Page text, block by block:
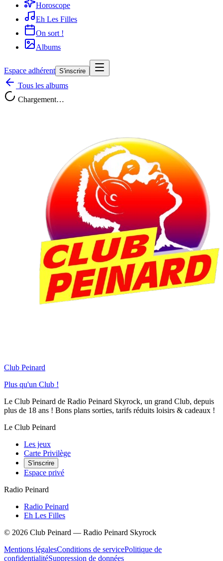
Horoscope
Eh Les Filles
On sort !
Albums
Espace adhérent S'inscrire
Tous les albums
Chargement…
Club Peinard
Plus qu'un Club !
Le Club Peinard de Radio Peinard Skyrock, un grand Club, depuis
plus de 18 ans ! Bons plans sorties, tarifs réduits loisirs & cadeaux !
Le Club Peinard
Les jeux
Carte Privilège
S'inscrire
Espace privé
Radio Peinard
Radio Peinard
Eh Les Filles
© 2026 Club Peinard — Radio Peinard Skyrock
Mentions légalesConditions de servicePolitique de
confidentialitéSuppression de données